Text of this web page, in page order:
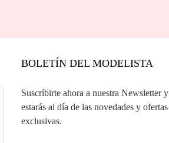
BOLETÍN DEL MODELISTA
Suscríbirte ahora a nuestra Newsletter y
estarás al día de las novedades y ofertas
exclusivas.